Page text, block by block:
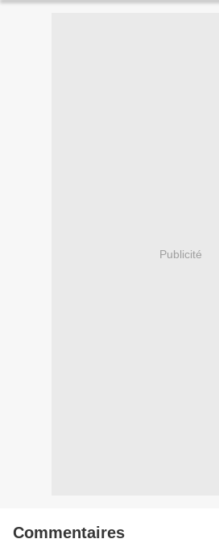
Publicité
Commentaires